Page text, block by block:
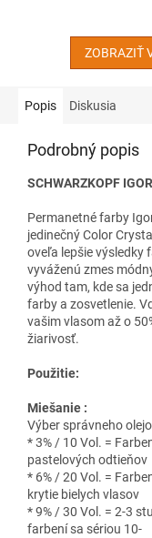
ZOBRAZIŤ
Popis Diskusia
Podrobný popis
SCHWARZKOPF
Permanetné farby
jedinečný Color
oveľa lepšie výsledky
vyváženú zmes
výhod tam, kde sa
farby a zosvetlenie.
vašim vlasom až o
žiarivosť.
Použitie:
Miešanie :
Výber správneho
* 3% / 10 Vol. =
pastelových odtieňov
* 6% / 20 Vol. =
krytie bielych vlasov
* 9% / 30 Vol. = 2-3
farbení sa sériou 10-